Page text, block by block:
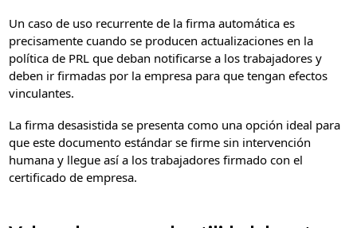
Un caso de uso recurrente de la firma automática es
precisamente cuando se producen actualizaciones en la
política de PRL que deban notificarse a los trabajadores y
deben ir firmadas por la empresa para que tengan efectos
vinculantes.
La firma desasistida se presenta como una opción ideal para
que este documento estándar se firme sin intervención
humana y llegue así a los trabajadores firmado con el
certificado de empresa.